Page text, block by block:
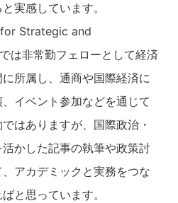
実感しています。
Strategic and
は非常勤フェローとして経済
所属し、通商や国際経済に
イベント参加などを通じて
はありますが、国際政治・
かした記事の執筆や政策討
アカデミックと実務をつな
と思っています。